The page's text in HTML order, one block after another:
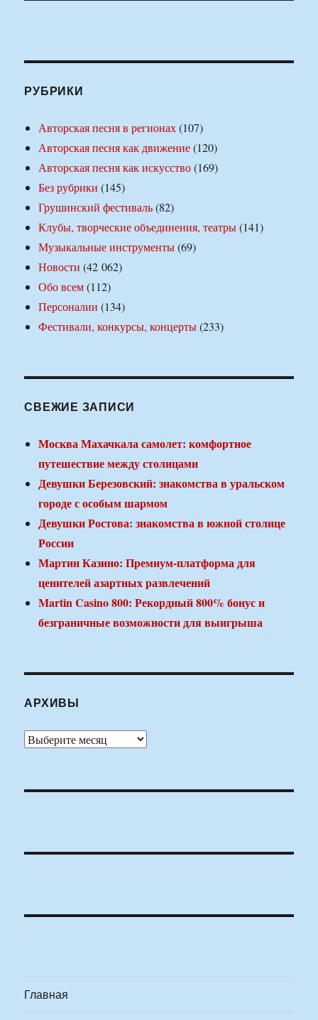
РУБРИКИ
Авторская песня в регионах(107)
Авторская песня как движение(120)
Авторская песня как искусство(169)
Без рубрики (145)
Грушинский фестиваль(82)
Клубы, творческие объединения, театры(141)
Музыкальные инструменты(69)
Новости (42 062)
Обо всем(112)
Персоналии (134)
Фестивали, конкурсы, концерты(233)
СВЕЖИЕ ЗАПИСИ
Москва Махачкала самолет: комфортное
путешествие между столицами
Девушки Березовский: знакомства в уральском
городе с особым шармом
Девушки Ростова: знакомства в южной столице
России
Мартин Казино: Премиум-платформа для
ценителей азартных развлечений
Martin Casino 800: Рекордный 800% бонус и
безграничные возможности для выигрыша
АРХИВЫ
Архивы
Главная